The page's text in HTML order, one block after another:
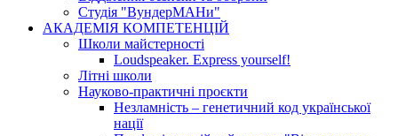
Студія "ВундерМАНи"
АКАДЕМІЯ КОМПЕТЕНЦІЙ
Школи майстерності
Loudspeaker. Express yourself!
Літні школи
Науково-практичні проєкти
Незламність – генетичний код української
нації